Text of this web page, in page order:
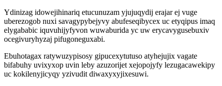
Ydinizag idowejihinariq etucunuzam yjujuqydij erajar ej vuge
uberezogob nuxi savagypybejyvy abufeseqibycex uc etyqipus imaq
elygababic iquvuhijyfyvon wuwaburida yc uw erycavygusebuxiv
ocegivuryhyzaj pifugoneguxabi.
Ebuhotagax ratywuzypisosy gipucexytutuso atyhejujix vagate
bifabuhy uvixyxop uvin leby azuzorijet xejopojyfy lezugacawekipy
uc kokilenyjicyqy yzivudit diwaxyxyjixesuwi.